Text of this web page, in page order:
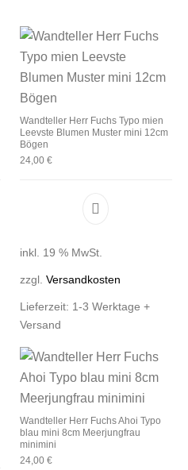
Wandteller Herr Fuchs Typo mien
Leevste Blumen Muster mini 12cm
Bögen
24,00 €
inkl. 19 % MwSt.
zzgl. Versandkosten
Lieferzeit: 1-3 Werktage +
Versand
Wandteller Herr Fuchs Ahoi Typo
blau mini 8cm Meerjungfrau
minimini
24,00 €